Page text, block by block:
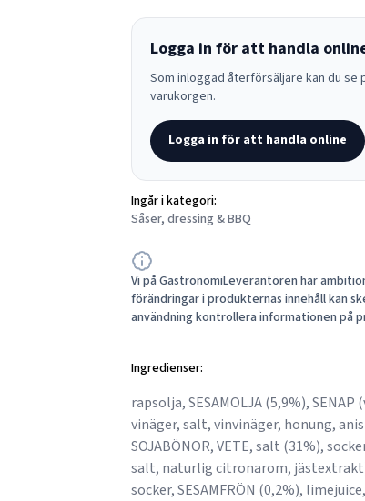
Logga in för att handla
Som inloggad återförsäljare kan du
varukorgen.
Logga in för att handla online
Ingår i kategori:
Såser, dressing & BBQ
Vi på GastronomiLeverantören har
förändringar i produkternas innehåll kan
användning kontrollera informationen på
Ingredienser:
rapsolja, SESAMOLJA (5,9%),
vinäger, salt, vinvinäger, honung,
SOJABÖNOR, VETE, salt (31%),
salt, naturlig citronarom,
socker, SESAMFRÖN (0,2%),